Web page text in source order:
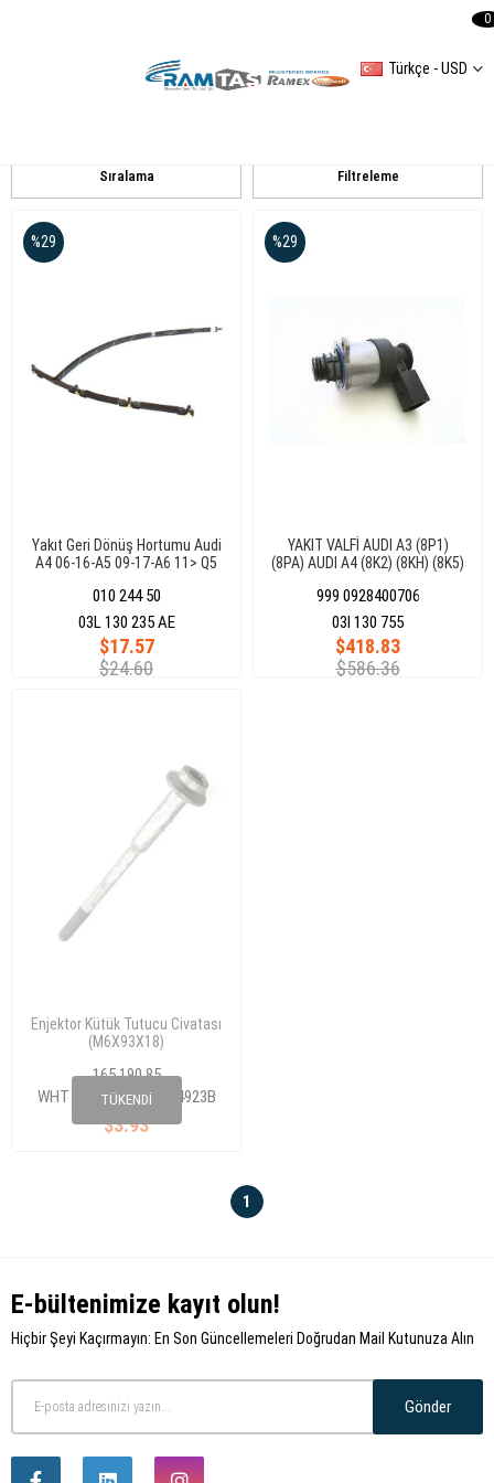
Türkçe - USD
0
Filtreleme
Sıralama
Yakıt Geri Dönüş Hortumu Audi
A4 06-16-A5 09-17-A6 11> Q5
010 244 50
$17.57
$24.60
%29
03L 130 235 AE
YAKIT VALFİ AUDI A3 (8P1)
(8PA) AUDI A4 (8K2) (8KH) (8K5)
999 0928400706
$418.83
$586.36
%29
03l 130 755
TÜKENDI
Enjektor Kütük Tutucu Civatası
(M6X93X18)
2010-
165 190 85
$3.93
WHT 004923/WHT 004923B
1
E-bültenimize kayıt olun!
Hiçbir Şeyi Kaçırmayın: En Son Güncellemeleri Doğrudan Mail Kutunuza Alın
Gönder